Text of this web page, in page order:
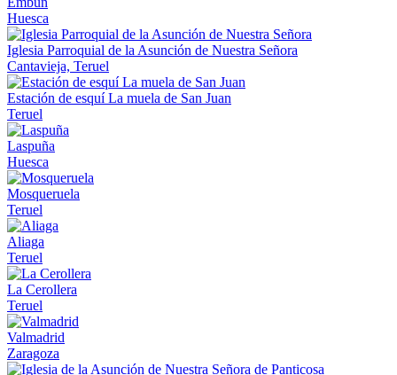
Huesca
Iglesia Parroquial de la Asunción de Nuestra Señora
Cantavieja, Teruel
Estación de esquí La muela de San Juan
Teruel
Laspuña
Huesca
Mosqueruela
Teruel
Aliaga
Teruel
La Cerollera
Teruel
Valmadrid
Zaragoza